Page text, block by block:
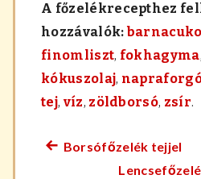
A főzelékrecepthez
hozzávalók:
finomliszt, fokhagyma,
kókuszolaj,
tej, víz, zöldborsó, zsír.
Bejegyzés
Előző
Borsófőzelék tejjel